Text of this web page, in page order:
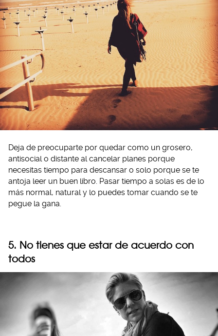
Deja de preocuparte por quedar como un grosero,
antisocial o distante al cancelar planes porque
necesitas tiempo para descansar o solo porque se te
antoja leer un buen libro. Pasar tiempo a solas es de lo
más normal, natural y lo puedes tomar cuando se te
pegue la gana.
5. No tienes que estar de acuerdo con
todos